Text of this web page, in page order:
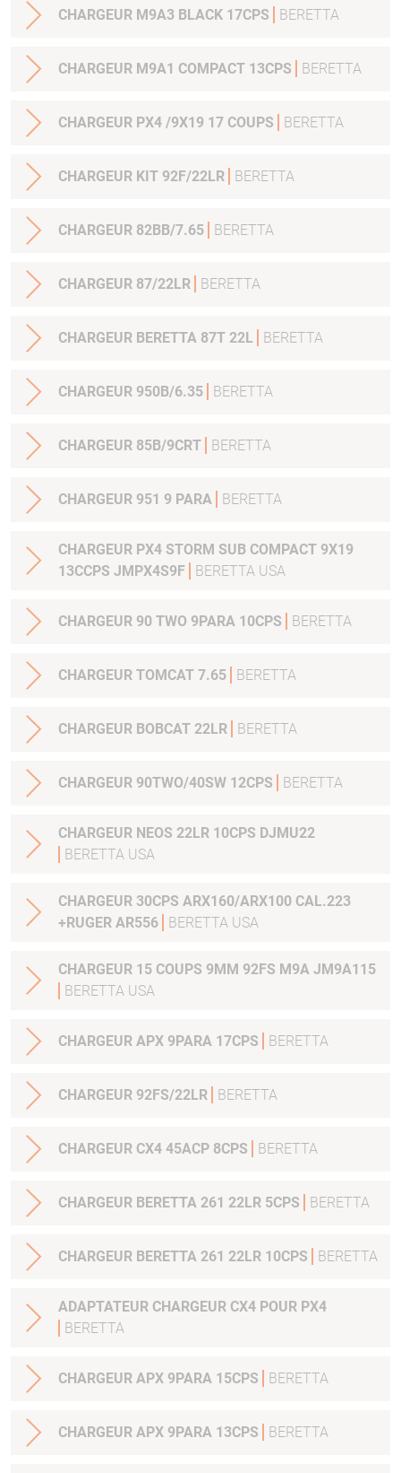
CHARGEUR M9A3 BLACK 17CPS BERETTA
CHARGEUR M9A1 COMPACT 13CPS BERETTA
CHARGEUR PX4 /9X19 17 COUPS BERETTA
CHARGEUR KIT 92F/22LR BERETTA
CHARGEUR 82BB/7.65 BERETTA
CHARGEUR 87/22LR BERETTA
CHARGEUR BERETTA 87T 22L BERETTA
CHARGEUR 950B/6.35 BERETTA
CHARGEUR 85B/9CRT BERETTA
CHARGEUR 951 9 PARA BERETTA
CHARGEUR PX4 STORM SUB COMPACT 9X19
13CCPS JMPX4S9F
BERETTA USA
CHARGEUR 90 TWO 9PARA 10CPS BERETTA
CHARGEUR TOMCAT 7.65 BERETTA
CHARGEUR BOBCAT 22LR BERETTA
CHARGEUR 90TWO/40SW 12CPS BERETTA
CHARGEUR NEOS 22LR 10CPS DJMU22
BERETTA USA
CHARGEUR 30CPS ARX160/ARX100 CAL.223
+RUGER AR556
BERETTA USA
CHARGEUR 15 COUPS 9MM 92FS M9A JM9A115
BERETTA USA
CHARGEUR APX 9PARA 17CPS BERETTA
CHARGEUR 92FS/22LR BERETTA
CHARGEUR CX4 45ACP 8CPS BERETTA
CHARGEUR BERETTA 261 22LR 5CPS BERETTA
CHARGEUR BERETTA 261 22LR 10CPS BERETTA
ADAPTATEUR CHARGEUR CX4 POUR PX4
BERETTA
CHARGEUR APX 9PARA 15CPS BERETTA
CHARGEUR APX 9PARA 13CPS BERETTA